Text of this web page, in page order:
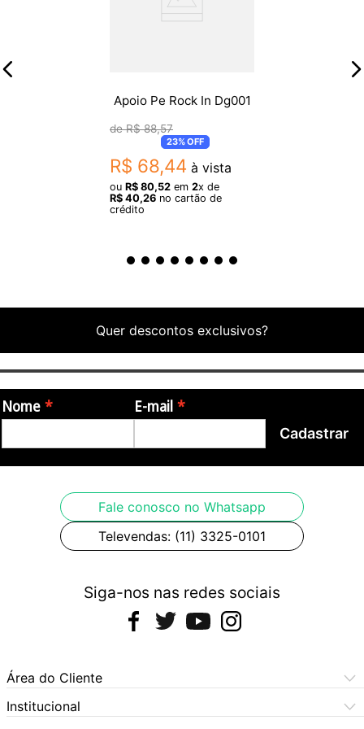
Apoio Pe Rock In Dg001
R$ 88,57
23%OFF
R$ 68,44 à vista
ou R$ 80,52 em 2x de
R$ 40,26 no cartão de
crédito
Quer descontos exclusivos?
Nome E-mail
Cadastrar
Fale conosco no Whatsapp
Televendas: (11) 3325-0101
Siga-nos nas redes sociais
Área do Cliente
Meus Pedidos
Meus Dados
Institucional